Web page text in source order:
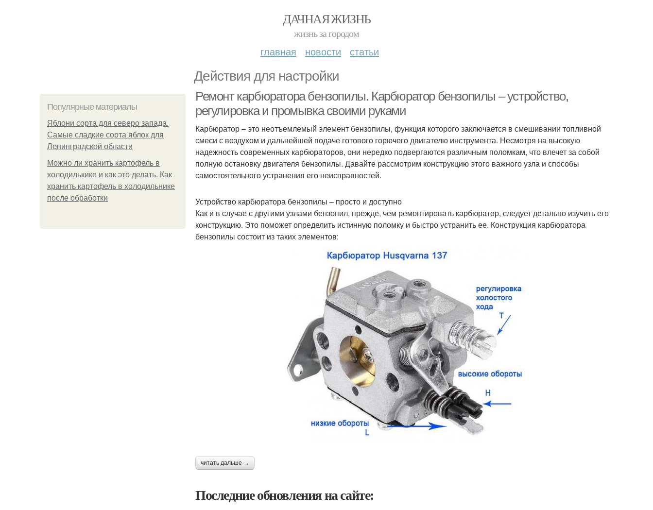
ДАЧНАЯ ЖИЗНЬ
жизнь за городом
главная новости статьи
Действия для настройки
Популярные материалы
Яблони сорта для северо запада.
Самые сладкие сорта яблок для
Ленинградской области
Можно ли хранить картофель в
холодилькике и как это делать. Как
хранить картофель в холодильнике
после обработки
Ремонт карбюратора бензопилы. Карбюратор бензопилы – устройство,
регулировка и промывка своими руками
Карбюратор – это неотъемлемый элемент бензопилы, функция которого заключается в смешивании топливной
смеси с воздухом и дальнейшей подаче готового горючего двигателю инструмента. Несмотря на высокую
надежность современных карбюраторов, они нередко подвергаются различным поломкам, что влечет за собой
полную остановку двигателя бензопилы. Давайте рассмотрим конструкцию этого важного узла и способы
самостоятельного устранения его неисправностей.
Устройство карбюратора бензопилы – просто и доступно
Как и в случае с другими узлами бензопил, прежде, чем ремонтировать карбюратор, следует детально изучить его
конструкцию. Это поможет определить истинную поломку и быстро устранить ее. Конструкция карбюратора
бензопилы состоит из таких элементов:
читать дальше →
Последние обновления на сайте: